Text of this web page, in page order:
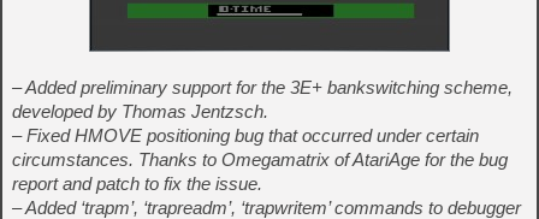
– Added preliminary support for the 3E+ bankswitching scheme,
developed by Thomas Jentzsch.
– Fixed HMOVE positioning bug that occurred under certain
circumstances. Thanks to Omegamatrix of AtariAge for the bug
report and patch to fix the issue.
– Added ‘trapm’, ‘trapreadm’, ‘trapwritem’ commands to debugger